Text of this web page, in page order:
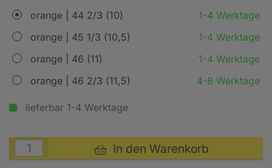
orange | 44 2/3 (10)
1-4 Werktage
orange | 45 1/3 (10,5)
1-4 Werktage
orange | 46 (11)
1-4 Werktage
orange | 46 2/3 (11,5)
4-8 Werktage
lieferbar 1-4 Werktage
In den Warenkorb